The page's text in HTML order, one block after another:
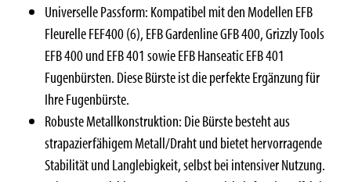
Universelle Passform: Kompatibel mit den Modellen EFB
Fleurelle FEF400 (6), EFB Gardenline GFB 400, Grizzly Tools
EFB 400 und EFB 401 sowie EFB Hanseatic EFB 401
Fugenbürsten. Diese Bürste ist die perfekte Ergänzung für
Ihre Fugenbürste.
Robuste Metallkonstruktion: Die Bürste besteht aus
strapazierfähigem Metall/Draht und bietet hervorragende
Stabilität und Langlebigkeit, selbst bei intensiver Nutzung.